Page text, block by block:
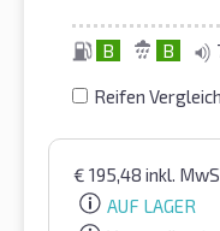
B B
Reifen
€ 195,48 inkl.
AUF LAGER